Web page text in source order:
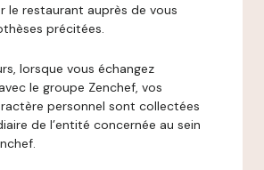
le restaurant auprès de vous
précitées.
lorsque vous échangez
le groupe Zenchef, vos
personnel sont collectées
de l’entité concernée au sein